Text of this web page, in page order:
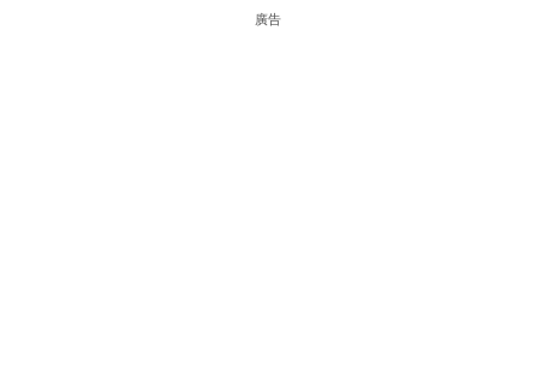
廣告